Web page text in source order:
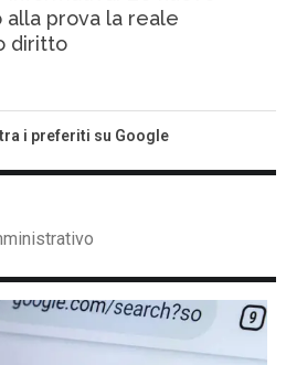
prova la reale
diritto
i preferiti su Google